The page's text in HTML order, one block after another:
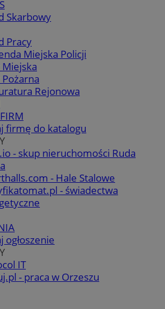
Skarbowy
Pracy
Miejska Policji
Miejska
Pożarna
Rejonowa
firmę do katalogu
- skup nieruchomości Ruda
- Hale Stalowe
- świadectwa
ogłoszenie
IT
- praca w Orzeszu